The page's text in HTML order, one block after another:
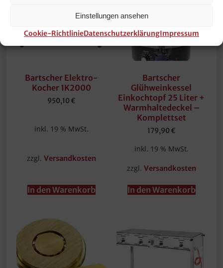
Einstellungen ansehen
Cookie-RichtlinieDatenschutzerklärungImpressum
Bartscher Elektro-
Kocher 1K2000
950,10 €
inkl. 19 % MwSt.
zzgl.Versandkosten
In den Warenkorb
Bartscher
Glühweinkessel
Einkochtopf 25 Liter +
Warmhaltedeckel –
Komplettset
179,90 €
inkl. 19 % MwSt.
zzgl. Versandkosten
In den Warenkorb